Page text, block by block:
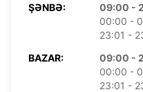
ŞƏNBƏ:
09:00 -
00:00 -
23:01 -
BAZAR:
09:00 -
00:00 -
23:01 -